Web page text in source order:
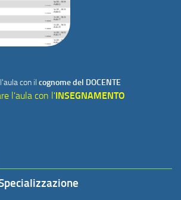
con il cognome del DOCENTE
l'aula con l'INSEGNAMENTO